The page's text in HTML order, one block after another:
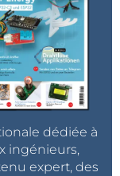
dédiée à
ingénieurs,
expert, des